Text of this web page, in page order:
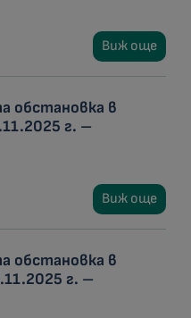
Виж още
обстановка в
г. –
Виж още
обстановка в
г. –